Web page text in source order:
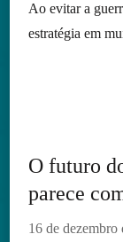
Ao evitar a
estratégia em
O futuro
parece
16 de dezembro